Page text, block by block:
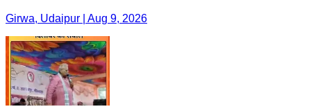
Girwa, Udaipur | Aug 9, 2026